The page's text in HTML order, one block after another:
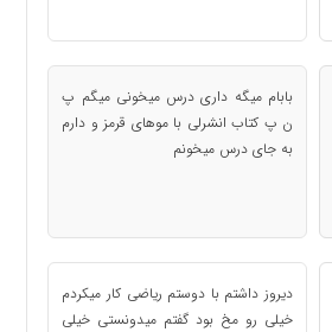
بابام میگه داری درس میخونی میگم پ
ن پ کتاب انشرلی با موهای قرمز و دارم
به جای درس میخونم
دیروز داشتم با دوستم ریاضی کار میکردم
خیلی رو مخ بود گفتم میدونستی خیلی